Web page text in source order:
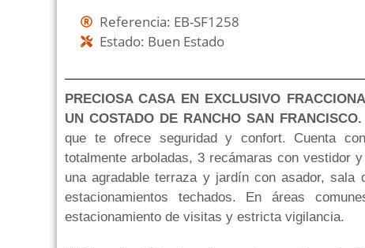
Referencia: EB-SF1258
Estado: Buen Estado
PRECIOSA CASA EN EXCLUSIVO
UN COSTADO DE RANCHO SAN FRANCISCO.
que te ofrece seguridad y confort. Cuenta
totalmente arboladas, 3 recámaras con vestidor
una agradable terraza y jardín con asador,
estacionamientos techados. En áreas
estacionamiento de visitas y estricta vigilancia.